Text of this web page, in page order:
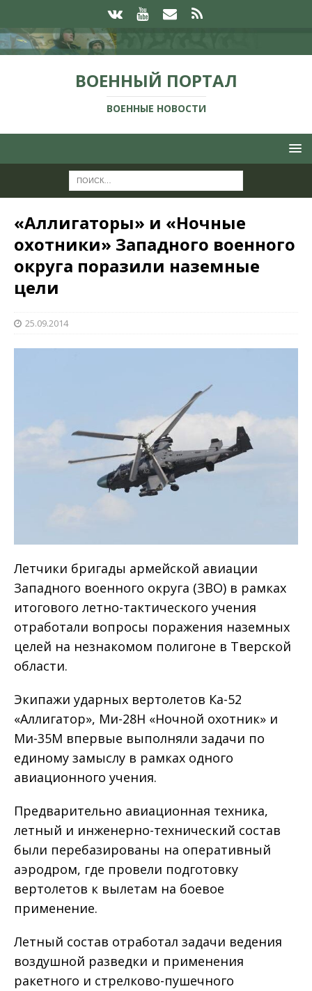
ВОЕННЫЙ ПОРТАЛ
ВОЕННЫЕ НОВОСТИ
«Аллигаторы» и «Ночные
охотники» Западного военного
округа поразили наземные
цели
25.09.2014
Летчики бригады армейской авиации
Западного военного округа (ЗВО) в рамках
итогового летно-тактического учения
отработали вопросы поражения наземных
целей на незнакомом полигоне в Тверской
области.
Экипажи ударных вертолетов Ка-52
«Аллигатор», Ми-28Н «Ночной охотник» и
Ми-35М впервые выполняли задачи по
единому замыслу в рамках одного
авиационного учения.
Предварительно авиационная техника,
летный и инженерно-технический состав
были перебазированы на оперативный
аэродром, где провели подготовку
вертолетов к вылетам на боевое
применение.
Летный состав отработал задачи ведения
воздушной разведки и применения
ракетного и стрелково-пушечного